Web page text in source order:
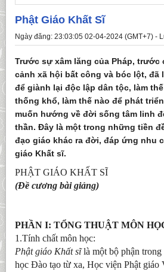
Phật Giáo Khất Sĩ
Ngày đăng: 23:03:05 02-04-2024 (GMT+7) -
Trước sự xâm lăng của Pháp,
cảnh xã hội bất công và bóc lột, đã
để giành lại độc lập dân tộc, làm
thống khổ, làm thế nào để phát
muốn hướng về đời sống tâm linh
thần. Đây là một trong những tiền
đạo giáo khác ra đời, đáp ứng nhu
giáo Khất sĩ.
PHẬT GIÁO KHẤT SĨ
(Đề cương bài giảng)
PHẦN I: TỔNG THUẬT MÔN
1.Tính chất môn học:
Phật giáo Khất sĩlà một bộ phận
học Đào tạo từ xa, Học viện Phật